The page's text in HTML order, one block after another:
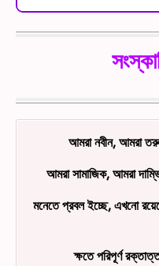
আমরা নবীন, আমরা
আমরা সামাজিক, আমরা
মনেতে প্রবল ইচ্ছে, এখনো
ক্ষতে পরিপূর্ণ